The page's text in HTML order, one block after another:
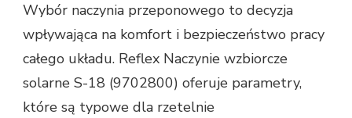
Wybór naczynia przeponowego to decyzja
wpływająca na komfort i bezpieczeństwo pracy
całego układu. Reflex Naczynie wzbiorcze
solarne S-18 (9702800) oferuje parametry,
które są typowe dla rzetelnie